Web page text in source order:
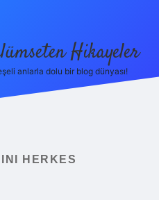
Hikayeler
anlarla dolu bir blog dünyası!
HERKES